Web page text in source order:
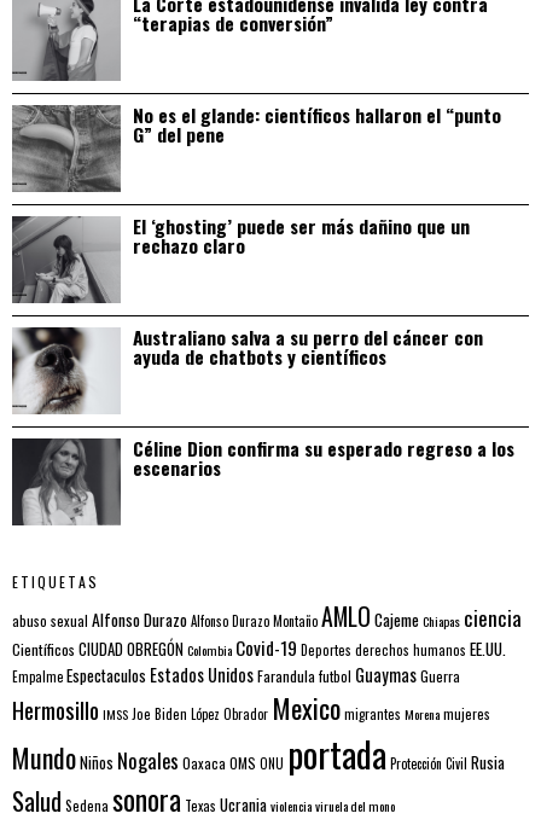
“terapias de conversión”
No es el glande: científicos hallaron el “punto
G” del pene
El ‘ghosting’ puede ser más dañino que un
rechazo claro
Australiano salva a su perro del cáncer con
ayuda de chatbots y científicos
Céline Dion confirma su esperado regreso a los
escenarios
ETIQUETAS
abuso sexual Alfonso DurazoAlfonso Durazo MontañoAMLO CajemeChiapas ciencia
Científicos CIUDAD OBREGÓNColombia Covid-19 Deportes derechos humanos EE.UU.
EmpalmeEspectaculos Estados UnidosFarandula futbol GuaymasGuerra
Hermosillo IMSS Joe Biden López Obrador Mexicomigrantes Morenamujeres
MundoNiños Nogales Oaxaca OMS ONU portada Protección Civil Rusia
Salud Sedena sonora Texas Ucraniaviolenciaviruela del mono